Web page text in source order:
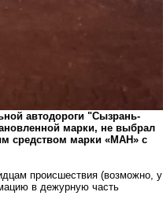
автодороги "Сызрань-
марки, не выбрал
средством марки «МАН» с
происшествия (возможно, у
в дежурную часть